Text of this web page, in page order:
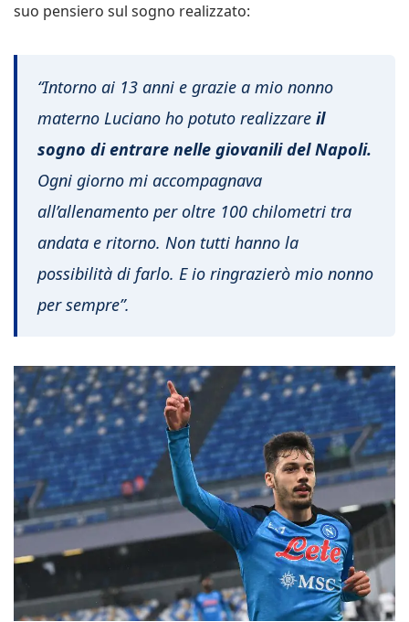
suo pensiero sul sogno realizzato:
“Intorno ai 13 anni e grazie a mio nonno
materno Luciano ho potuto realizzare il
sogno di entrare nelle giovanili del Napoli.
Ogni giorno mi accompagnava
all’allenamento per oltre 100 chilometri tra
andata e ritorno. Non tutti hanno la
possibilità di farlo. E io ringrazierò mio nonno
per sempre”.